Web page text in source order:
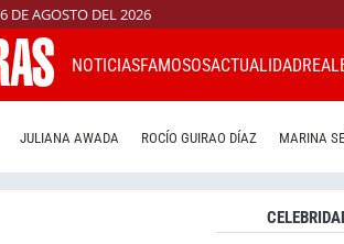
DE AGOSTO DEL 2026
NOTICIASFAMOSOSACTUALIDAD
JULIANA AWADA ROCÍO GUIRAO DÍAZ MARINA